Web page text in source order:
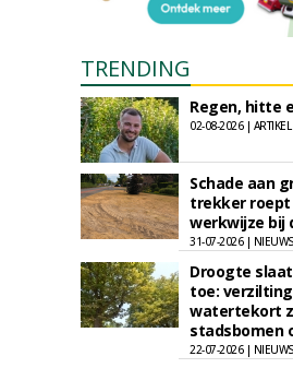
TRENDING
Regen, hitte
02-08-2026 | ARTIKEL
Schade aan
trekker roept
werkwijze bij
31-07-2026 | NIEUWS
Droogte
toe:
watertekort
stadsbomen
22-07-2026 | NIEUWS